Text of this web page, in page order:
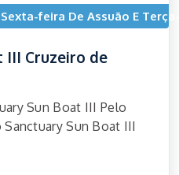
feira De Assuão E
III Cruzeiro de
Sun Boat III Pelo
Sun Boat III